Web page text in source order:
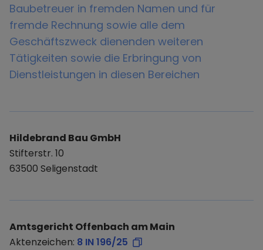
Baubetreuer in fremden Namen und für
fremde Rechnung sowie alle dem
Geschäftszweck dienenden weiteren
Tätigkeiten sowie die Erbringung von
Dienstleistungen in diesen Bereichen
Hildebrand Bau GmbH
Stifterstr. 10
63500 Seligenstadt
Amtsgericht Offenbach am Main
Aktenzeichen: 8 IN 196/25